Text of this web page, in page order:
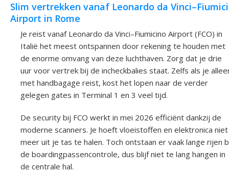
Slim vertrekken vanaf Leonardo da
Airport in Rome
Je reist vanaf Leonardo da Vinci–Fiumicino Airport (FCO) in
Italië het meest ontspannen door rekening te houden met
de enorme omvang van deze luchthaven. Zorg dat je drie
uur voor vertrek bij de incheckbalies staat. Zelfs als je
met handbagage reist, kost het lopen naar de verder
gelegen gates in Terminal 1 en 3 veel tijd.
De security bij FCO werkt in mei 2026 efficiënt dankzij de
moderne scanners. Je hoeft vloeistoffen en elektronica niet
meer uit je tas te halen. Toch ontstaan er vaak lange rijen
de boardingpassencontrole, dus blijf niet te lang hangen in
de centrale hal.